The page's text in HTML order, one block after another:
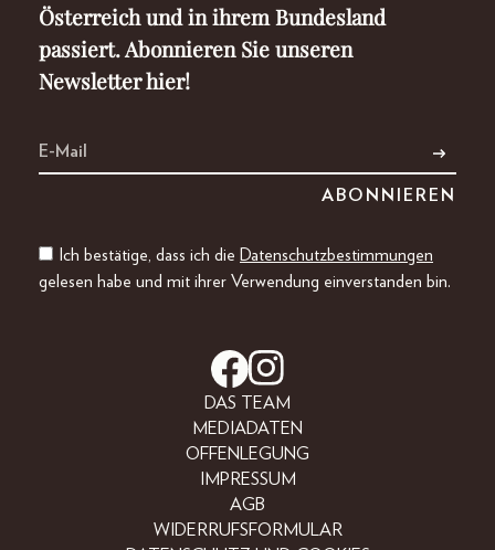
Österreich und in ihrem Bundesland
passiert. Abonnieren Sie unseren
Newsletter hier!
Ich bestätige, dass ich die Datenschutzbestimmungen
gelesen habe und mit ihrer Verwendung einverstanden bin.
DAS TEAM
MEDIADATEN
OFFENLEGUNG
IMPRESSUM
AGB
WIDERRUFSFORMULAR